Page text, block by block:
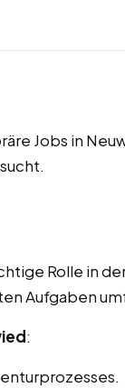
Jobs in
Rolle in
Aufgaben
: